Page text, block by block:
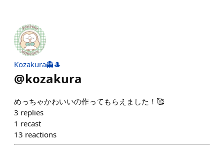
Kozakura👻🎩
@kozakura
めっちゃかわいいの作ってもらえました！🥰
3 replies
1 recast
13 reactions